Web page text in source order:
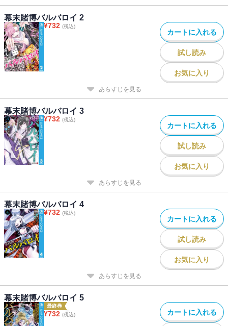
幕末賭博バルバロイ 2
¥732 (税込)
カートに入れる
試し読み
お気に入り
あらすじを見る
幕末賭博バルバロイ 3
¥732 (税込)
カートに入れる
試し読み
お気に入り
あらすじを見る
幕末賭博バルバロイ 4
¥732 (税込)
カートに入れる
試し読み
お気に入り
あらすじを見る
幕末賭博バルバロイ 5
最終巻
¥732 (税込) カートに入れる